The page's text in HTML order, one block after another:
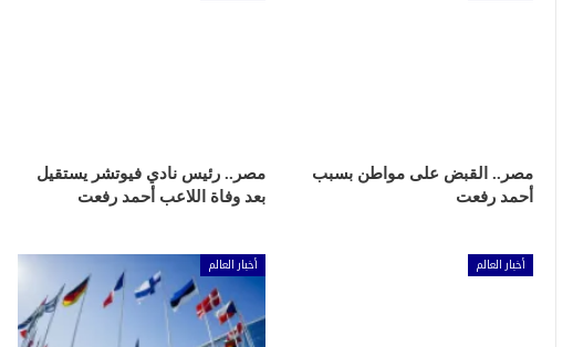
مصر.. القبض على مواطن بسبب
أحمد رفعت
مصر.. رئيس نادي فيوتشر يستقيل
بعد وفاة اللاعب أحمد رفعت
أخبار العالم أخبار العالم